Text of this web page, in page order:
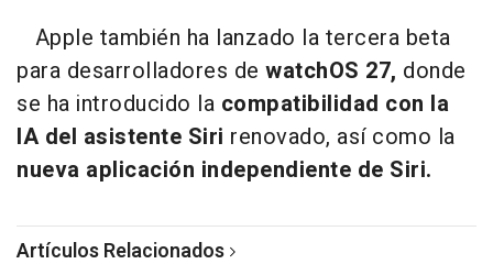
Apple también ha lanzado la tercera beta
para desarrolladores de watchOS 27, donde
se ha introducido la compatibilidad con la
IA del asistente Siri renovado, así como la
nueva aplicación independiente de Siri.
Artículos Relacionados